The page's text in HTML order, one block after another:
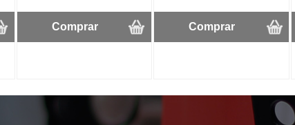
Comprar Comprar